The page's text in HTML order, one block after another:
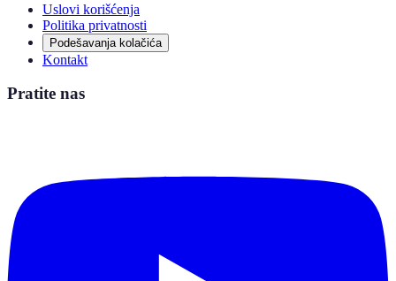
Uslovi korišćenja
Politika privatnosti
Podešavanja kolačića
Kontakt
Pratite nas